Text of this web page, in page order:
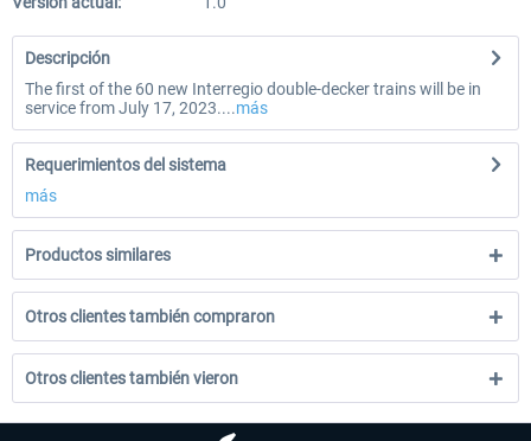
Descripción
The first of the 60 new Interregio double-decker trains will be in
service from July 17, 2023....más
Requerimientos del sistema
más
Productos similares
Otros clientes también compraron
Otros clientes también vieron